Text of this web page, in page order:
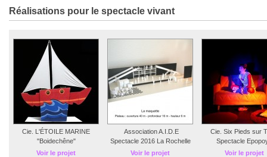
Réalisations pour le spectacle vivant
Cie. L'ÉTOILE MARINE
"Boidechêne"
Voir le projet
Association A.I.D.E
Spectacle 2016 La Rochelle
Voir le projet
Cie. Six Pieds sur
Spectacle
Voir le projet